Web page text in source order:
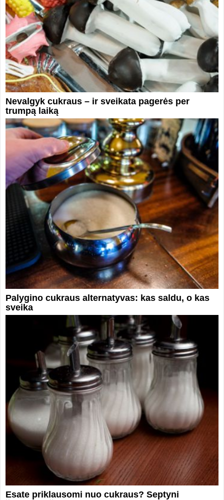
Nevalgyk cukraus – ir sveikata pagerės per
trumpą laiką
Palygino cukraus alternatyvas: kas saldu, o kas
sveika
Esate priklausomi nuo cukraus? Septyni